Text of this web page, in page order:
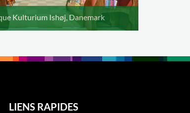
Kulturium Ishøj, Danemark
LIENS RAPIDES